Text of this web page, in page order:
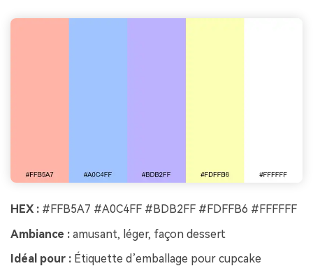
HEX : #FFB5A7 #A0C4FF #BDB2FF #FDFFB6 #FFFFFF
Ambiance : amusant, léger, façon dessert
Idéal pour : Étiquette d’emballage pour cupcake